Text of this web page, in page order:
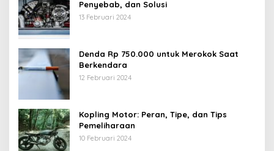
Penyebab, dan Solusi
13 Februari 2024
Denda Rp 750.000 untuk Merokok Saat
Berkendara
12 Februari 2024
Kopling Motor: Peran, Tipe, dan Tips
Pemeliharaan
10 Februari 2024